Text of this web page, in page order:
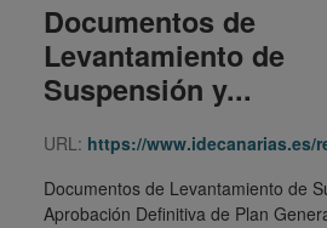
Documentos de
Levantamiento de
Suspensión y...
URL: https://www.idecanarias.es/resources/PLA_ENP_URB/
Documentos de Levantamiento de
Aprobación Definitiva de Plan